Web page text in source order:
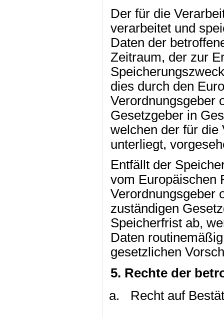
Der für die
verarbeitet und
Daten der
Zeitraum, der zur
dies durch den
Verordnungsgeber
Gesetzgeber in
welchen der für die
unterliegt,
Entfällt der
vom Europäischen
Verordnungsgeber
zuständigen
Speicherfrist ab,
Daten
gesetzlichen
5. Rechte der
Recht auf